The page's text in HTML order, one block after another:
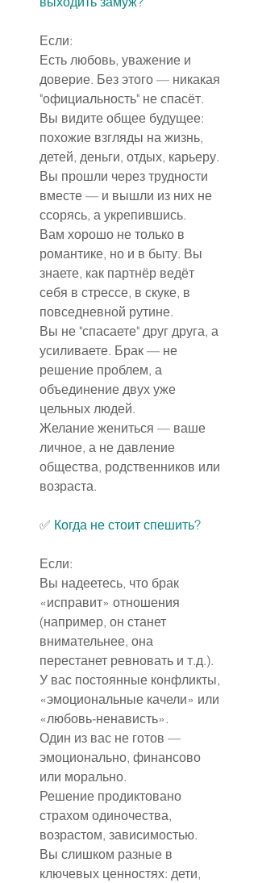
Если:
Есть любовь, уважение и
доверие. Без этого — никакая
"официальность" не спасёт.
Вы видите общее будущее:
похожие взгляды на жизнь,
детей, деньги, отдых, карьеру.
Вы прошли через трудности
вместе — и вышли из них не
ссорясь, а укрепившись.
Вам хорошо не только в
романтике, но и в быту. Вы
знаете, как партнёр ведёт
себя в стрессе, в скуке, в
повседневной рутине.
Вы не "спасаете" друг друга, а
усиливаете. Брак — не
решение проблем, а
объединение двух уже
цельных людей.
Желание жениться — ваше
личное, а не давление
общества, родственников или
возраста.
✅️ Когда не стоит спешить?
Если:
Вы надеетесь, что брак
«исправит» отношения
(например, он станет
внимательнее, она
перестанет ревновать и т.д.).
У вас постоянные конфликты,
«эмоциональные качели» или
«любовь-ненависть».
Один из вас не готов —
эмоционально, финансово
или морально.
Решение продиктовано
страхом одиночества,
возрастом, зависимостью.
Вы слишком разные в
ключевых ценностях: дети,